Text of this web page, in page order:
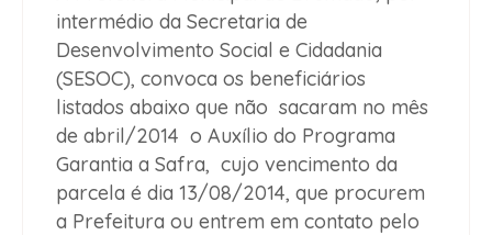
intermédio da Secretaria de
Desenvolvimento Social e Cidadania
(SESOC), convoca os beneficiários
listados abaixo que não sacaram no mês
de abril/2014 o Auxílio do Programa
Garantia a Safra, cujo vencimento da
parcela é dia 13/08/2014, que procurem
a Prefeitura ou entrem em contato pelo